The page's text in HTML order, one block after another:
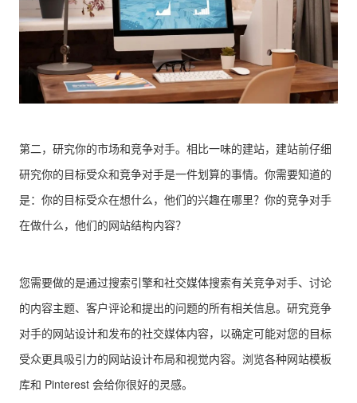
第二，研究你的市场和竞争对手。相比一味的建站，建站前仔细
研究你的目标受众和竞争对手是一件划算的事情。你需要知道的
是：你的目标受众在想什么，他们的兴趣在哪里？你的竞争对手
在做什么，他们的网站结构内容？
您需要做的是通过搜索引擎和社交媒体搜索有关竞争对手、讨论
的内容主题、客户评论和提出的问题的所有相关信息。研究竞争
对手的网站设计和发布的社交媒体内容，以确定可能对您的目标
受众更具吸引力的网站设计布局和视觉内容。浏览各种网站模板
库和 Pinterest 会给你很好的灵感。